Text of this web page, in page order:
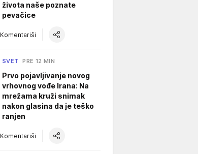
života naše poznate
pevačice
Komentariši
SVET PRE 12 MIN
Prvo pojavljivanje novog
vrhovnog vođe Irana: Na
mrežama kruži snimak
nakon glasina da je teško
ranjen
Komentariši